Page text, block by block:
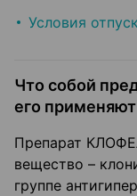
Условия
Что собой
его применяют
Препарат
вещество –
группе